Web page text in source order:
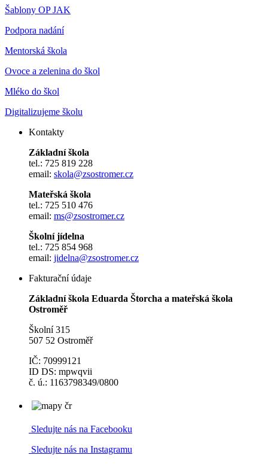
Šablony OP JAK
Podpora nadání
Mentorská škola
Ovoce a zelenina do škol
Mléko do škol
Digitalizujeme školu
Kontakty
Základní škola
tel.: 725 819 228
email: skola@zsostromer.cz
Mateřská škola
tel.: 725 510 476
email: ms@zsostromer.cz
Školní jídelna
tel.: 725 854 968
email: jidelna@zsostromer.cz
Fakturační údaje
Základní škola Eduarda Štorcha a mateřská škola
Ostroměř
Školní 315
507 52 Ostroměř
IČ: 70999121
ID DS: mpwqvii
č. ú.: 1163798349/0800
Sledujte nás na Facebooku
Sledujte nás na Instagramu